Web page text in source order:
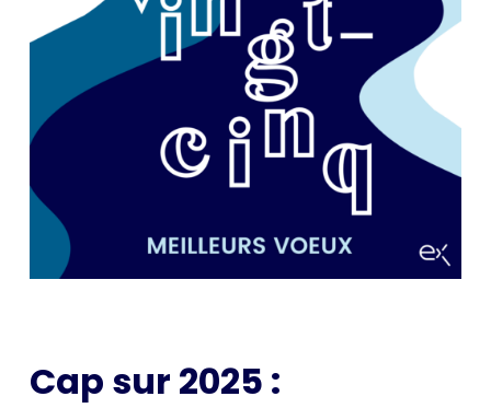
Cap sur 2025 :